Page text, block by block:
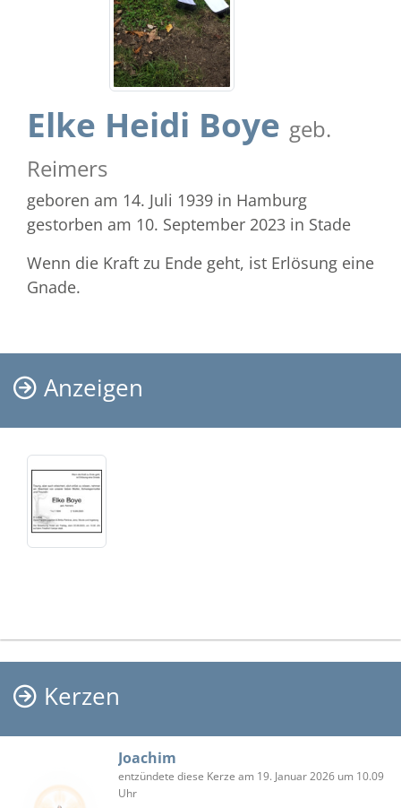
Elke Heidi Boye geb.
Reimers
geboren am 14. Juli 1939 in Hamburg
gestorben am 10. September 2023 in Stade
Wenn die Kraft zu Ende geht, ist Erlösung eine
Gnade.
Anzeigen
Kerzen
Joachim
entzündete diese Kerze am 19. Januar 2026 um 10.09
Uhr